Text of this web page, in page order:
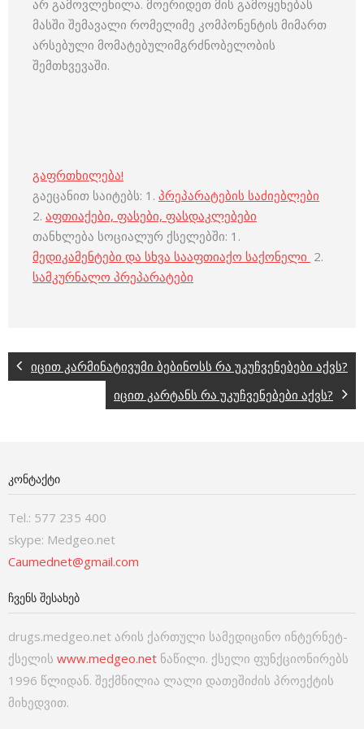
არ გამოვლენილა. მოერიდეთ მის გამოყენებას
მასში შემავალი რომელიმე კომპონენტის მიმართ
არსებული მომატებულიმგრძნობელობის
შემთხვევაში.
გაფრთხილება!
გაეცანით საიტებს: 1. პრეპარატების საძიებლები
2. აფთიაქები, ფასები, ფასდაკლებები
თანხლება სოციალურ ქსელებში: 1.
მედიკამენტები და სხვა სააფთიაქო საქონელი 2.
სამკურნალო პრეპარატები
იცით კარმინატივუმი ბებინოსს რა უკუჩვენებები აქვს?
იცით კარტანს რა უკუჩვენებები აქვს?
ᲙᲝᲜᲢᲐᲥᲢᲘ
Tel.: 577 235 400
skype: Medgeo.net
Caumednet@gmail.com
ᲩᲕᲔᲜᲡ ᲨᲔᲡᲐᲮᲔᲑ
drugs.medgeo.net არის ქართული სამედიცინო ინტერნეტ-
ქსელის www.medgeo.net ნაწილი. ქსელი ფუნქციონირებს
1996 წლიდან. შექმნილია ლალი დათეშიძის პროექტის
მიხედვით.